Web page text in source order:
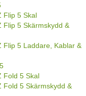
Flip 5 Skal
Flip 5 Skärmskydd &
Flip 5 Laddare, Kablar &
Fold 5 Skal
Fold 5 Skärmskydd &